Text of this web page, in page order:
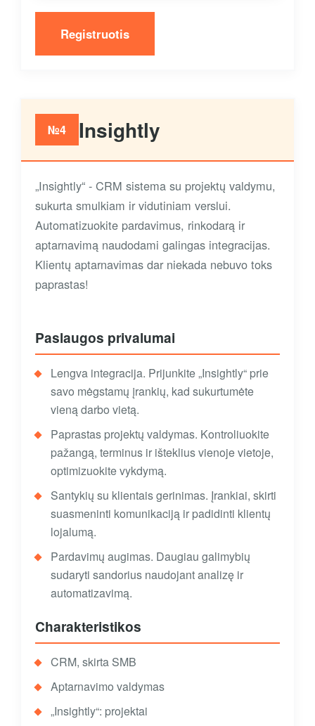
Registruotis
№4 Insightly
„Insightly“ - CRM sistema su projektų valdymu,
sukurta smulkiam ir vidutiniam verslui.
Automatizuokite pardavimus, rinkodarą ir
aptarnavimą naudodami galingas integracijas.
Klientų aptarnavimas dar niekada nebuvo toks
paprastas!
Paslaugos privalumai
Lengva integracija. Prijunkite „Insightly“ prie
savo mėgstamų įrankių, kad sukurtumėte
vieną darbo vietą.
Paprastas projektų valdymas. Kontroliuokite
pažangą, terminus ir išteklius vienoje vietoje,
optimizuokite vykdymą.
Santykių su klientais gerinimas. Įrankiai, skirti
suasmeninti komunikaciją ir padidinti klientų
lojalumą.
Pardavimų augimas. Daugiau galimybių
sudaryti sandorius naudojant analizę ir
automatizavimą.
Charakteristikos
CRM, skirta SMB
Aptarnavimo valdymas
„Insightly“: projektai